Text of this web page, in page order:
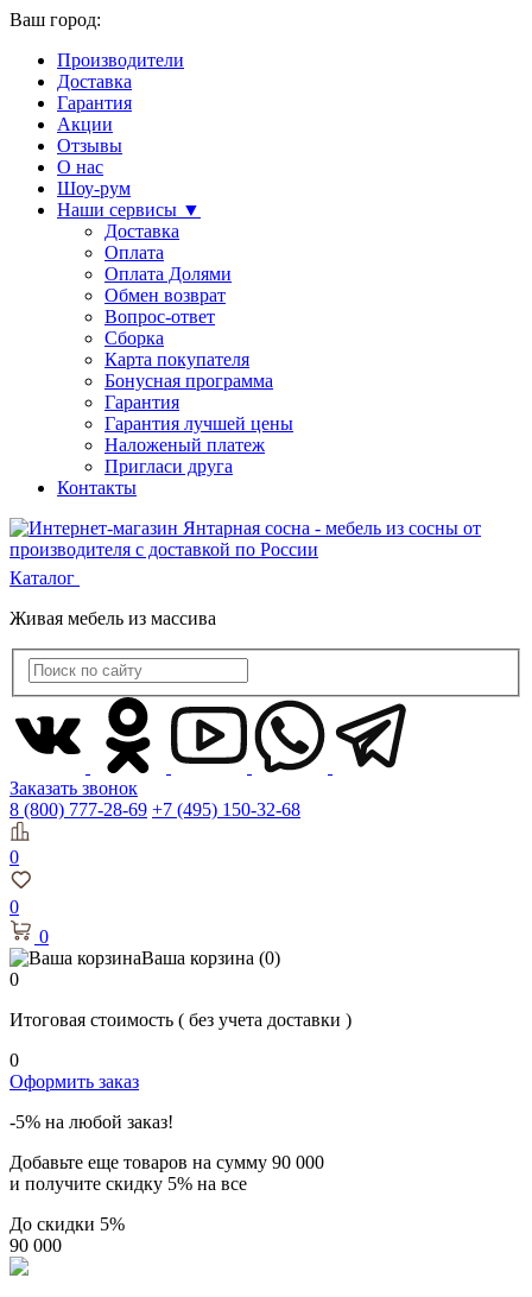
Ваш город:
Производители
Доставка
Гарантия
Акции
Отзывы
О нас
Шоу-рум
Наши сервисы ▼
Доставка
Оплата
Оплата Долями
Обмен возврат
Вопрос-ответ
Сборка
Карта покупателя
Бонусная программа
Гарантия
Гарантия лучшей цены
Наложеный платеж
Пригласи друга
Контакты
Каталог
Живая мебель из массива
Заказать звонок
8 (800) 777-28-69 +7 (495) 150-32-68
0
0
0
Ваша корзина (0)
0
Итоговая стоимость ( без учета доставки )
0
Оформить заказ
-5% на любой заказ!
Добавьте еще товаров на сумму 90 000
и получите скидку 5% на все
До скидки 5%
90 000